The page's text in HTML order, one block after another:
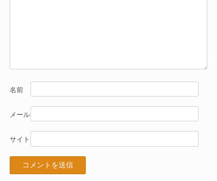
名前
メール
サイト